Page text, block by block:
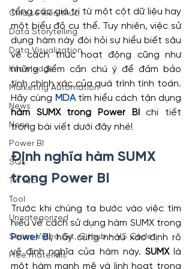
Chia sẻ kiến thức
Data Storytelling
Data Visualization
Knowledge
Marketing Automation
News
None
Power BI
SQL
Tin tức
Tool
Uncategorized
Series Video Git, Github – VS Code
Free materials
tổng các giá trị từ một cột dữ liệu hay
một biểu đồ cụ thể. Tuy nhiên, việc sử
dụng hàm này đòi hỏi sự hiểu biết sâu
về cách thức hoạt động cũng như
những điểm cần chú ý để đảm bảo
tính chính xác của quá trình tính toán.
Hãy cùng MDA
hàm SUMX trong Power BI chi tiết
trong bài viết dưới đây nhé!
Định nghĩa hàm SUMX
trong Power BI
Trước khi chúng ta bước vào việc tìm
Power BI, hãy cùng nhau xác định rõ
về định nghĩa của hàm này. SUMX là
một hàm mạnh mẽ và linh hoạt trong